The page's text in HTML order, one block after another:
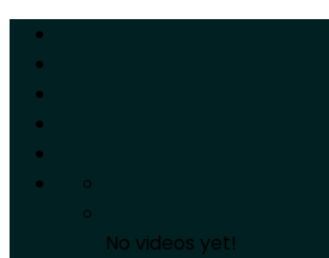
No videos yet!